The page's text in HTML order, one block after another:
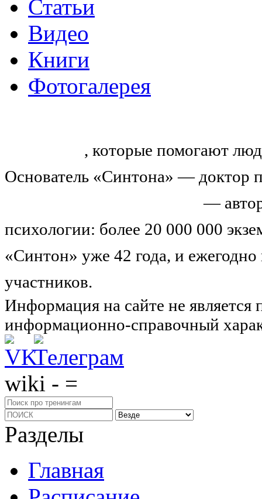
Статьи
Видео
Книги
Фотогалерея
, которые помогают
Основатель «Синтона» — доктор
—
психологии: более 20 000 000
«Синтон» уже 42 года, и
участников.
Информация на сайте не
информационно-справочный
wiki - =
Разделы
Главная